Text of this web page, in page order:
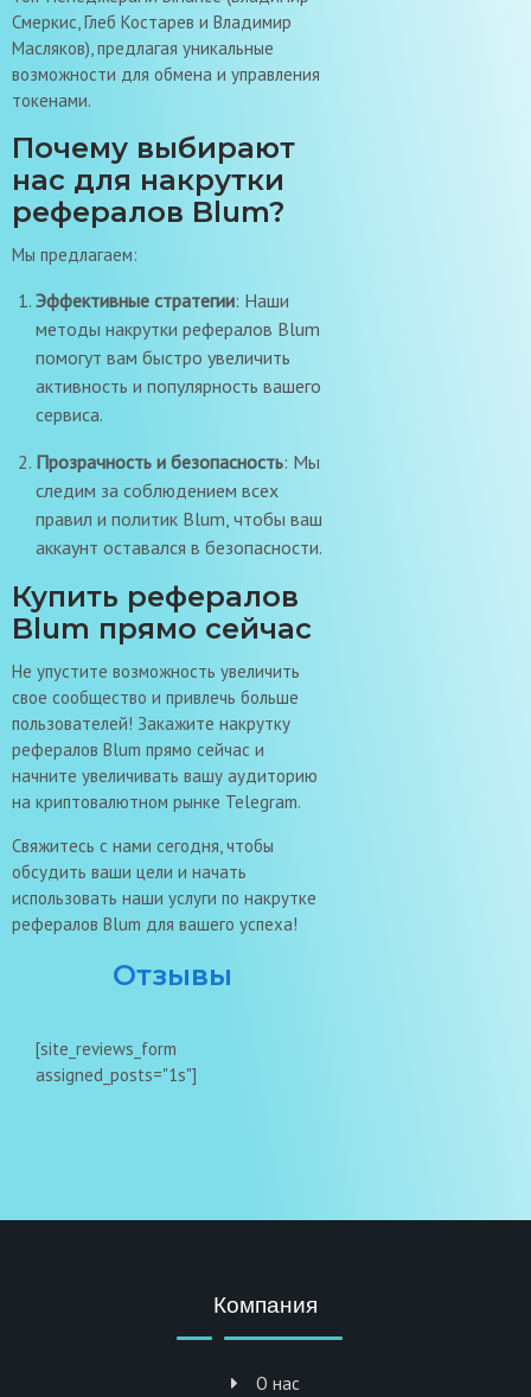
Смеркис, Глеб Костарев и Владимир
Масляков), предлагая уникальные
возможности для обмена и управления
токенами.
Почему выбирают
нас для накрутки
рефералов Blum?
Мы предлагаем:
Эффективные стратегии: Наши
методы накрутки рефералов Blum
помогут вам быстро увеличить
активность и популярность вашего
сервиса.
Прозрачность и безопасность: Мы
следим за соблюдением всех
правил и политик Blum, чтобы ваш
аккаунт оставался в безопасности.
Купить рефералов
Blum прямо сейчас
Не упустите возможность увеличить
свое сообщество и привлечь больше
пользователей! Закажите накрутку
рефералов Blum прямо сейчас и
начните увеличивать вашу аудиторию
на криптовалютном рынке Telegram.
Свяжитесь с нами сегодня, чтобы
обсудить ваши цели и начать
использовать наши услуги по накрутке
рефералов Blum для вашего успеха!
Отзывы
[site_reviews_form
assigned_posts="1s"]
Компания
О нас